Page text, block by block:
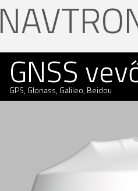
GNSS
GPS, Glonass, Galileo, Beidou